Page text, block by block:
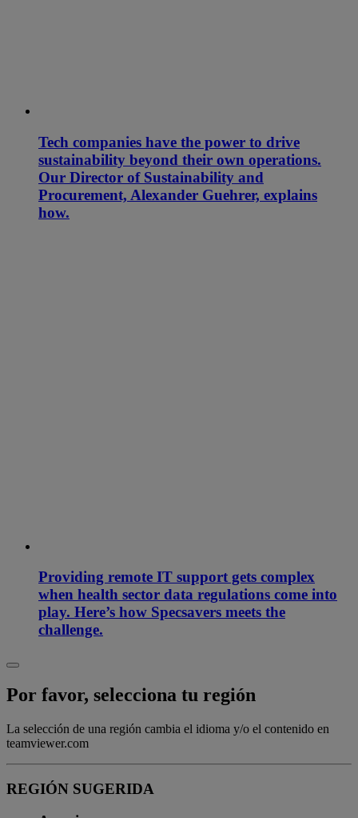
Tech companies have the power to drive
sustainability beyond their own operations.
Our Director of Sustainability and
Procurement, Alexander Guehrer, explains
how.
Providing remote IT support gets complex
when health sector data regulations come into
play. Here’s how Specsavers meets the
challenge.
Por favor, selecciona tu región
La selección de una región cambia el idioma y/o el contenido en
teamviewer.com
REGIÓN SUGERIDA